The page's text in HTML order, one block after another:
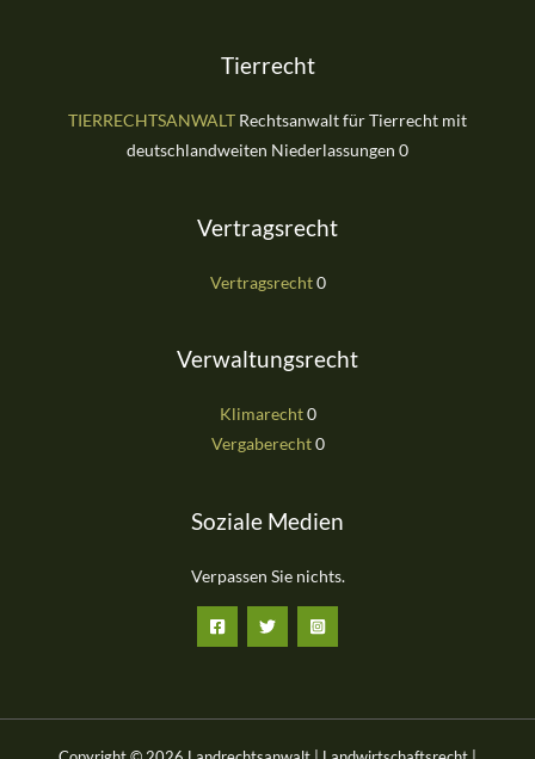
Tierrecht
TIERRECHTSANWALT Rechtsanwalt für Tierrecht mit
deutschlandweiten Niederlassungen 0
Vertragsrecht
Vertragsrecht0
Verwaltungsrecht
Klimarecht0
Vergaberecht0
Soziale Medien
Verpassen Sie nichts.